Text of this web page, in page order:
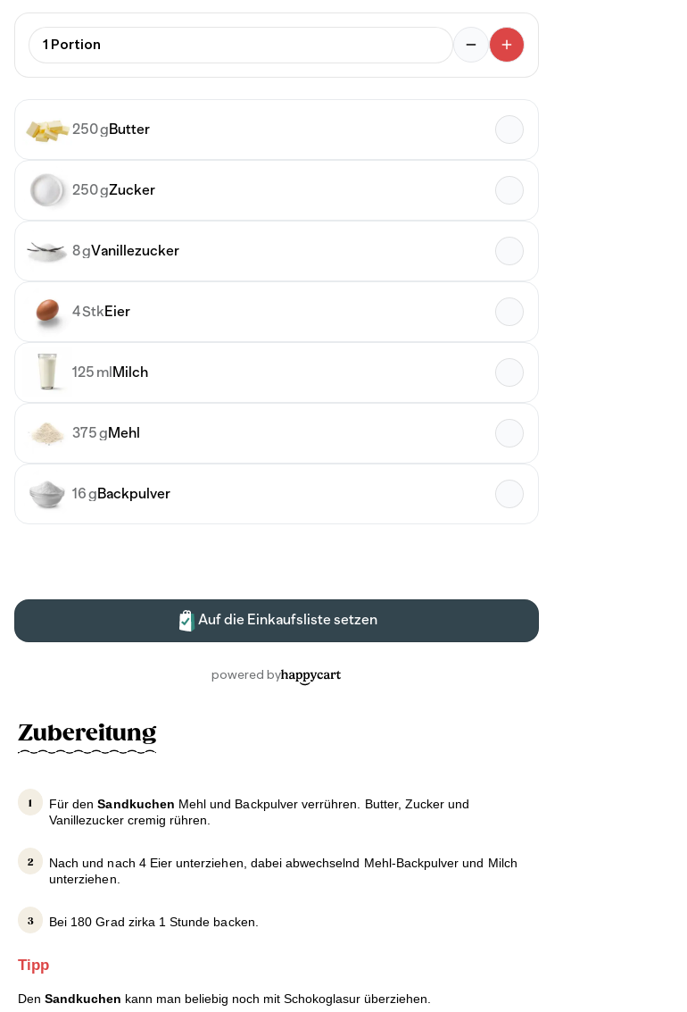
Zubereitung
Für denSandkuchen Mehl und Backpulver verrühren. Butter, Zucker und
Vanillezucker cremig rühren.
Nach und nach 4 Eier unterziehen, dabei abwechselnd Mehl-Backpulver und Milch
unterziehen.
Bei 180 Grad zirka 1 Stunde backen.
Tipp
Den Sandkuchen kann man beliebig noch mit Schokoglasur überziehen.